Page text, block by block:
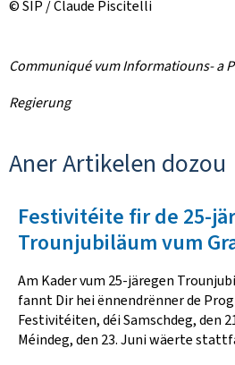
© SIP / Claude Piscitelli
Communiqué vum Informatiouns- a
Regierung
Aner Artikelen dozou
Festivitéite fir de 25-
Trounjubiläum vum
Am Kader vum 25-järegen
fannt Dir hei ënnendrënner de
Festivitéiten, déi Samschdeg, den
Méindeg, den 23. Juni wäerte